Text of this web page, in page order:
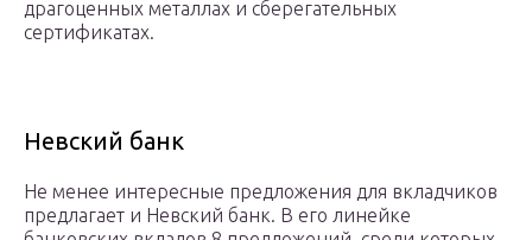
драгоценных металлах и сберегательных
сертификатах.
Невский банк
Не менее интересные предложения для вкладчиков
предлагает и Невский банк. В его линейке